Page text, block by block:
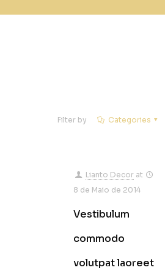
Filter by Categories
Lianto Decor at
8 de Maio de 2014
Vestibulum
commodo
volutpat laoreet